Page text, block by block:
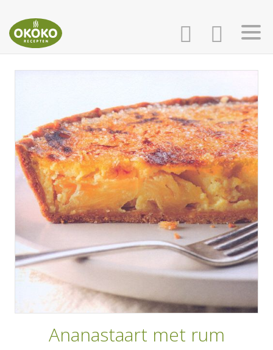
AANMELDEN
RECEPTEN
WEEKMENU'S
KOOKBOEKEN
Ananastaart met rum